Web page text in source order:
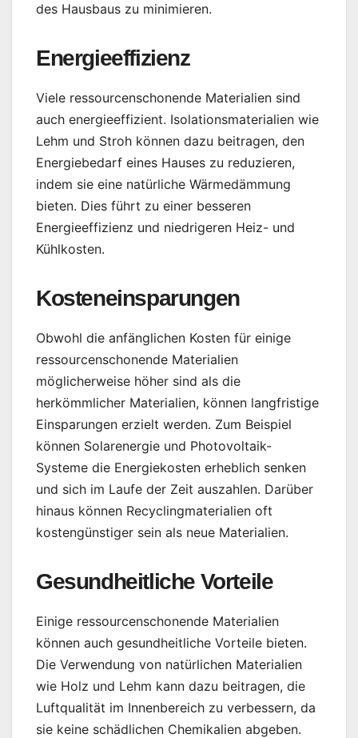
des Hausbaus zu minimieren.
Energieeffizienz
Viele ressourcenschonende Materialien sind
auch energieeffizient. Isolationsmaterialien wie
Lehm und Stroh können dazu beitragen, den
Energiebedarf eines Hauses zu reduzieren,
indem sie eine natürliche Wärmedämmung
bieten. Dies führt zu einer besseren
Energieeffizienz und niedrigeren Heiz- und
Kühlkosten.
Kosteneinsparungen
Obwohl die anfänglichen Kosten für einige
ressourcenschonende Materialien
möglicherweise höher sind als die
herkömmlicher Materialien, können langfristige
Einsparungen erzielt werden. Zum Beispiel
können Solarenergie und Photovoltaik-
Systeme die Energiekosten erheblich senken
und sich im Laufe der Zeit auszahlen. Darüber
hinaus können Recyclingmaterialien oft
kostengünstiger sein als neue Materialien.
Gesundheitliche Vorteile
Einige ressourcenschonende Materialien
können auch gesundheitliche Vorteile bieten.
Die Verwendung von natürlichen Materialien
wie Holz und Lehm kann dazu beitragen, die
Luftqualität im Innenbereich zu verbessern, da
sie keine schädlichen Chemikalien abgeben.